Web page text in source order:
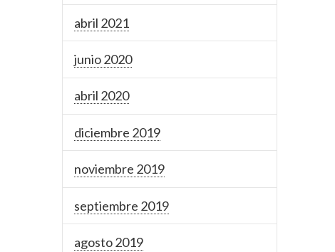
abril 2021
junio 2020
abril 2020
diciembre 2019
noviembre 2019
septiembre 2019
agosto 2019